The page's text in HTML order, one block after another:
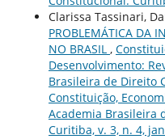
Clarissa Tassinari,
PROBLEMÁTICA DA
NO BRASIL ,
Desenvolvimento:
Brasileira de Direito
Constituição,
Academia Brasileira
Curitiba, v. 3, n. 4,